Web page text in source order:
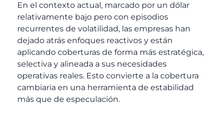
En el contexto actual, marcado por un dólar
relativamente bajo pero con episodios
recurrentes de volatilidad, las empresas han
dejado atrás enfoques reactivos y están
aplicando coberturas de forma más estratégica,
selectiva y alineada a sus necesidades
operativas reales. Esto convierte a la cobertura
cambiaria en una herramienta de estabilidad
más que de especulación.